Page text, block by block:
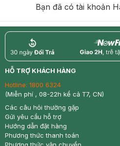
Bạn đã có tài khoản
return nowfree
HỖ TRỢ KHÁCH HÀNG
Hotline: 1800 6324
(Miễn phí , 08-22h kể cả T7, CN)
Các câu hỏi thường gặp
Gửi yêu cầu hỗ trợ
Hướng dẫn đặt hàng
Phương thức thanh toán